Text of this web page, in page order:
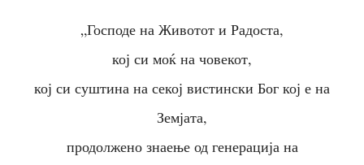
„Господе на Животот и Радоста,
кој си моќ на човекот,
кој си суштина на секој вистински Бог кој е на
Земјата,
продолжено знаење од генерација на